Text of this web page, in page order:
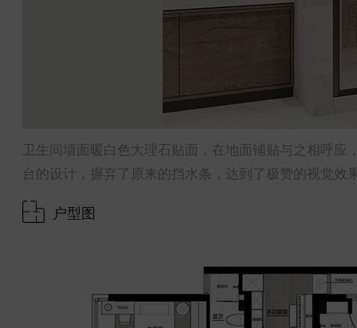
卫生间墙面暖白色大理石贴面，在地面铺贴与之相呼
台的设计，摒弃了原来的挡水条，达到了极赞的视觉效
户型图